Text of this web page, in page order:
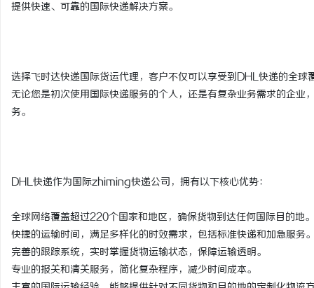
提供快速、可靠的国际快递解决方案。
选择飞时达快递国际货运代理，客户不仅可以享受到DHL快递的全
无论您是初次使用国际快递服务的个人，还是有复杂业务需求的企
务。
DHL快递作为国际zhiming快递公司，拥有以下核心优势：
全球网络覆盖超过220个国家和地区，确保货物到达任何国际目的地。
快捷的运输时间，满足多样化的时效需求，包括标准快递和加急服务
完善的跟踪系统，实时掌握货物运输状态，保障运输透明。
专业的报关和清关服务，简化复杂程序，减少时间成本。
安全性能存储资料？